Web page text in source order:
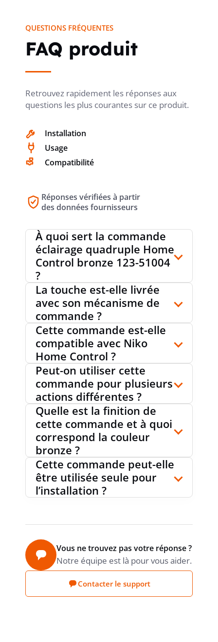
AVEC THERMOSTAT D´AMBIANCE
AVEC DÉTECTEUR IR
CLASSE DE PROTECTION (IP)
PROFONDEUR MINIMALE DE LA BOÎTE
QUESTIONS FRÉQUENTES
FAQ produit
Retrouvez rapidement les réponses aux
questions les plus courantes sur ce produit.
Installation
Usage
Compatibilité
Réponses vérifiées à partir
des données fournisseurs
À quoi sert la commande
éclairage quadruple Home
Control bronze 123-51004
?
La touche est-elle livrée
avec son mécanisme de
commande ?
Cette commande est-elle
compatible avec Niko
Home Control ?
Peut-on utiliser cette
commande pour plusieurs
actions différentes ?
Quelle est la finition de
cette commande et à quoi
correspond la couleur
bronze ?
Cette commande peut-elle
être utilisée seule pour
l’installation ?
Vous ne trouvez pas votre réponse ?
Notre équipe est là pour vous aider.
Contacter le support